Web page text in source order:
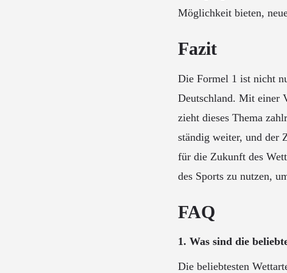
Möglichkeit bieten,
Fazit
Die Formel 1 ist nicht
Deutschland. Mit einer
zieht dieses Thema
ständig weiter, und der
für die Zukunft des
des Sports zu nutzen,
FAQ
1. Was sind die
Die beliebtesten